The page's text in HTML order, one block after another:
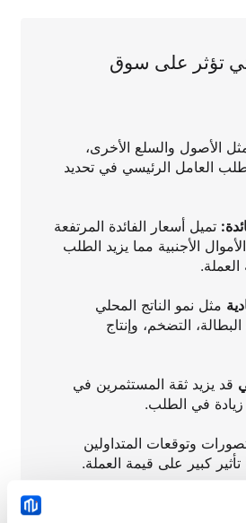
تؤثر على سوق
الأصول والسلع الأخرى،
العامل الرئيسي في تحديد
تميل أسعار الفائدة المرتفعة
الأجنبية مما يزيد الطلب
العملة.
مثل نمو الناتج المحلي
التضخم، وإنتاج
قد يزيد ثقة المستثمرين في
زيادة في الطلب.
وتوقعات المتداولين
كبير على قيمة العملة.